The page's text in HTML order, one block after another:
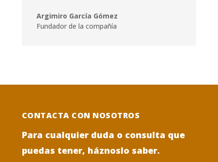
Argimiro García Gómez
Fundador de la compañía
CONTACTA CON NOSOTROS
Para cualquier duda o consulta que
puedas tener, háznoslo saber.